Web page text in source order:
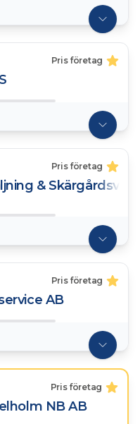
Pris företag
Pris företag
&
Pris företag
AB
Pris företag
NB AB